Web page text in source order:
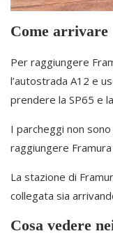
Come arrivare
Per raggiungere
l’autostrada A12 e
prendere la SP65 e
I parcheggi non
raggiungere Framura
La stazione di
collegata sia
Cosa vedere